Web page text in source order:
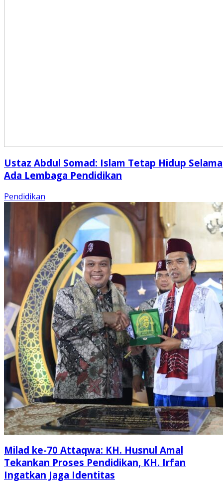
Ustaz Abdul Somad: Islam Tetap Hidup Selama
Ada Lembaga Pendidikan
Pendidikan
Milad ke-70 Attaqwa: KH. Husnul Amal
Tekankan Proses Pendidikan, KH. Irfan
Ingatkan Jaga Identitas